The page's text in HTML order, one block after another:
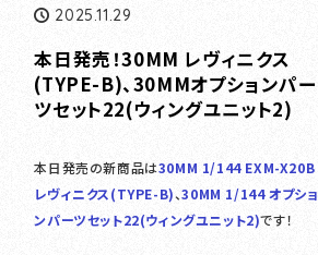
2025.11.29
本日発売！30MM レヴィニクス
(TYPE-B)、30MMオプションパー
ツセット22(ウィングユニット2)
本日発売の新商品は30MM 1/144 EXM-X20B
レヴィニクス(TYPE-B)、30MM 1/144 オプショ
ンパーツセット22(ウィングユニット2)です！